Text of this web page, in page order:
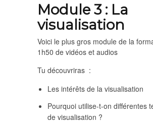
Module 3 : La
visualisation
Voici le plus gros module de la
1h50 de vidéos et audios
Tu découvriras :
Les intérêts de la visualisation
Pourquoi utilise-t-on différentes
de visualisation ?